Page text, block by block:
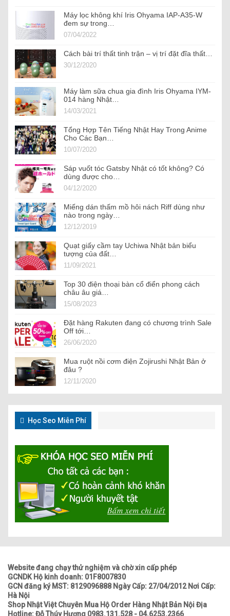
Máy lọc không khí Iris Ohyama IAP-A35-W
đem sự trong…
07/04/2022
Cách bài trí thất tinh trận – vị trí đặt đĩa thất…
30/12/2020
Máy làm sữa chua gia đình Iris Ohyama IYM-
014 hàng Nhật…
14/03/2021
Tổng Hợp Tên Tiếng Nhật Hay Trong Anime
Cho Các Bạn…
10/07/2020
Sáp vuốt tóc Gatsby Nhật có tốt không? Có
dùng được cho…
04/12/2020
Miếng dán thấm mồ hôi nách Riff dùng như
nào trong ngày…
12/12/2019
Quạt giấy cầm tay Uchiwa Nhật bản biểu
tượng của đất…
11/09/2021
Top 30 điện thoại bàn cổ điển phong cách
châu âu giá…
15/08/2023
Đặt hàng Rakuten đang có chương trình Sale
Off tới…
26/06/2020
Mua ruột nồi cơm điện Zojirushi Nhật Bản ở
đâu ?
12/11/2020
Học Seo Miễn Phí
Website đang chạy thử nghiệm và chờ xin cấp phép
GCNDK Hộ kinh doanh: 01F8007830
GCN đăng ký MST: 8129096888 Ngày Cấp: 27/04/2012 Nơi Cấp:
Hà Nội
Shop Nhật Việt Chuyên Mua Hộ Order Hàng Nhật Bản Nội Địa
Hotline: Đỗ Thúy Hương 0983.131.528 - 04.6253.2366